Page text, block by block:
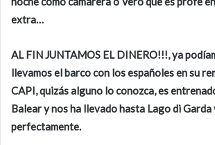
extra…
AL FIN JUNTAMOS EL DINERO!!!, ya
llevamos el barco con los españoles en su
CAPI, quizás alguno lo conozca, es
Balear y nos ha llevado hasta Lago di
perfectamente.